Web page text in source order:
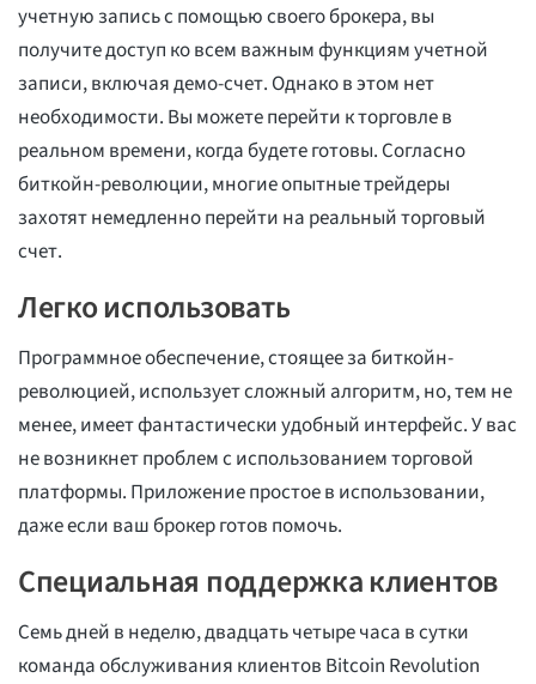
учетную запись с помощью своего брокера, вы
получите доступ ко всем важным функциям учетной
записи, включая демо-счет. Однако в этом нет
необходимости. Вы можете перейти к торговле в
реальном времени, когда будете готовы. Согласно
биткойн-революции, многие опытные трейдеры
захотят немедленно перейти на реальный торговый
счет.
Легко использовать
Программное обеспечение, стоящее за биткойн-
революцией, использует сложный алгоритм, но, тем не
менее, имеет фантастически удобный интерфейс. У вас
не возникнет проблем с использованием торговой
платформы. Приложение простое в использовании,
даже если ваш брокер готов помочь.
Специальная поддержка клиентов
Семь дней в неделю, двадцать четыре часа в сутки
команда обслуживания клиентов Bitcoin Revolution